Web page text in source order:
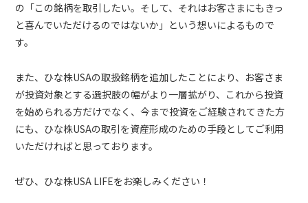
の「この銘柄を取引したい。そして、それはお客さまにもきっ
と喜んでいただけるのではないか」という想いによるもので
す。
また、ひな株USAの取扱銘柄を追加したことにより、お客さま
が投資対象とする選択肢の幅がより一層拡がり、これから投資
を始められる方だけでなく、今まで投資をご経験されてきた方
にも、ひな株USAの取引を資産形成のための手段としてご利用
いただければと思っております。
ぜひ、ひな株USA LIFEをお楽しみください！